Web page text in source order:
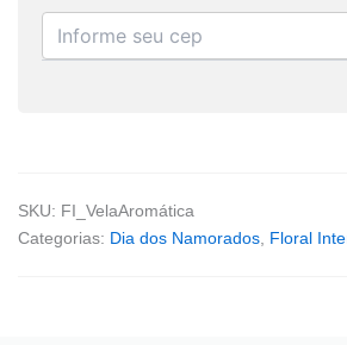
SKU: FI_VelaAromática
Categorias: Dia dos Namorados Floral